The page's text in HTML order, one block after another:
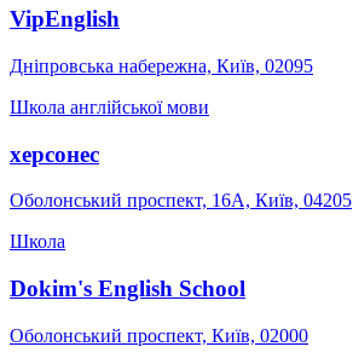
VipEnglish
Дніпровська набережна, Київ, 02095
Школа англійської мови
херсонес
Оболонський проспект, 16А, Київ, 04205
Школа
Dokim's English School
Оболонський проспект, Київ, 02000